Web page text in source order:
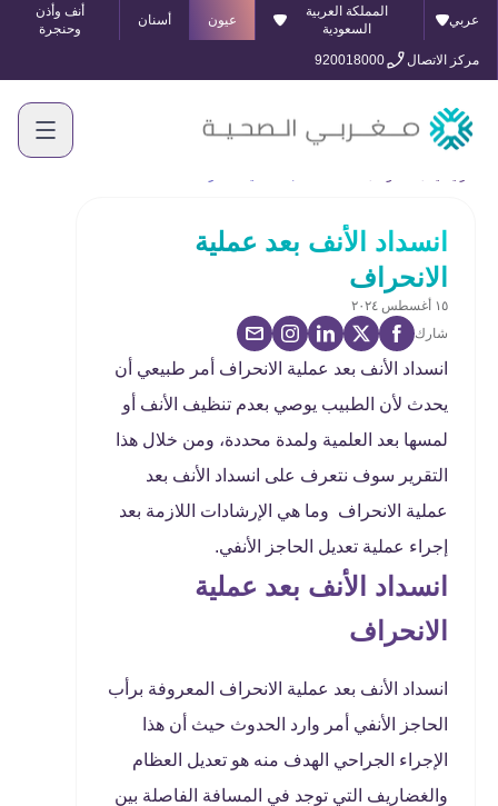
عربي
المملكة العربية
السعودية
عيون أسنان
أنف وأذن
وحنجرة
مركز الاتصال
920018000
انسداد الأنف بعد عملية
الانحراف
١٥ أغسطس ٢٠٢٤
شارك
انسداد الأنف بعد عملية الانحراف أمر طبيعي أن
يحدث لأن الطبيب يوصي بعدم تنظيف الأنف أو
لمسها بعد العلمية ولمدة محددة، ومن خلال هذا
التقرير سوف نتعرف على انسداد الأنف بعد
عملية الانحراف وما هي الإرشادات اللازمة بعد
إجراء عملية تعديل الحاجز الأنفي.
انسداد الأنف بعد عملية
الانحراف
انسداد الأنف بعد عملية الانحراف المعروفة برأب
الحاجز الأنفي أمر وارد الحدوث حيث أن هذا
الإجراء الجراحي الهدف منه هو تعديل العظام
والغضاريف التي توجد في المسافة الفاصلة بين